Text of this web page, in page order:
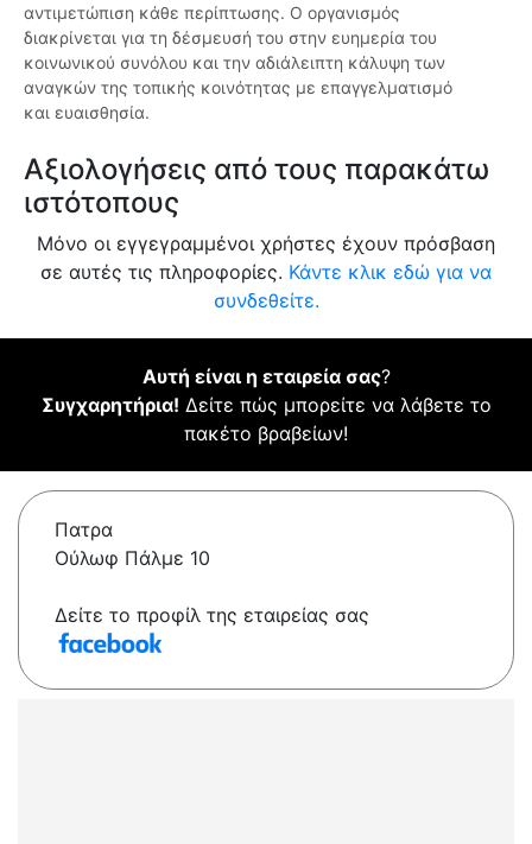
αντιμετώπιση κάθε περίπτωσης. Ο οργανισμός
διακρίνεται για τη δέσμευσή του στην ευημερία του
κοινωνικού συνόλου και την αδιάλειπτη κάλυψη των
αναγκών της τοπικής κοινότητας με επαγγελματισμό
και ευαισθησία.
Αξιολογήσεις από τους παρακάτω
ιστότοπους
Μόνο οι εγγεγραμμένοι χρήστες έχουν πρόσβαση
σε αυτές τις πληροφορίες. Κάντε κλικ εδώ για να
συνδεθείτε.
Αυτή είναι η εταιρεία σας?
Συγχαρητήρια! Δείτε πώς μπορείτε να λάβετε το
πακέτο βραβείων!
Πατρα
Ούλωφ Πάλμε 10
Δείτε το προφίλ της εταιρείας σας